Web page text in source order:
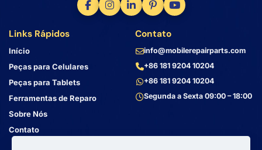
Links Rápidos
Início
Peças para Celulares
Peças para Tablets
Ferramentas de Reparo
Sobre Nós
Contato
Contato
info@mobilerepairparts.com
+86 181 9204 10204
+86 181 9204 10204
Segunda a Sexta 09:00 – 18:00